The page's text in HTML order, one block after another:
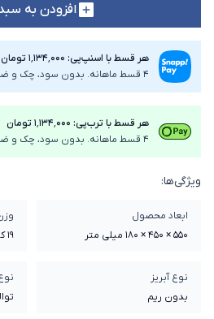
افزودن به
هر قسط با اسنپ‌پی: ۱٬۱۳۴٬۰۰۰ تومان
4 قسط ماهانه. بدون سود، چک و ضامن.
هر قسط با ترب‌پی: ۱٬۱۳۴٬۰۰۰ تومان
4 قسط ماهانه. بدون سود، چک و ضامن.
ویژگی‌ها:
ابعاد محصول
550 × 450 × 180 میلی متر
19 کیلوگرم
نوع آبریز
بدون ریم